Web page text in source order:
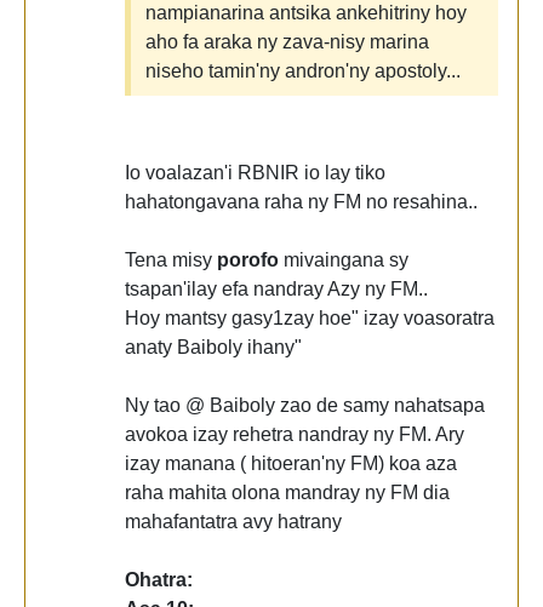
nampianarina antsika ankehitriny hoy
aho fa araka ny zava-nisy marina
niseho tamin'ny andron'ny apostoly...
Io voalazan'i RBNIR io lay tiko
hahatongavana raha ny FM no resahina..
Tena misy porofo mivaingana sy
tsapan'ilay efa nandray Azy ny FM..
Hoy mantsy gasy1zay hoe" izay voasoratra
anaty Baiboly ihany"
Ny tao @ Baiboly zao de samy nahatsapa
avokoa izay rehetra nandray ny FM. Ary
izay manana ( hitoeran'ny FM) koa aza
raha mahita olona mandray ny FM dia
mahafantatra avy hatrany
Ohatra: